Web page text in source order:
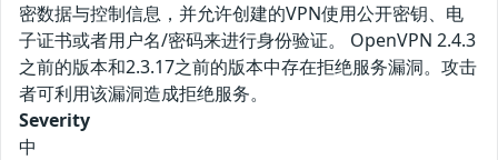
密数据与控制信息，并允许创建的VPN使用公开密钥、电
子证书或者用户名/密码来进行身份验证。 OpenVPN 2.4.3
之前的版本和2.3.17之前的版本中存在拒绝服务漏洞。攻击
者可利用该漏洞造成拒绝服务。
Severity
中